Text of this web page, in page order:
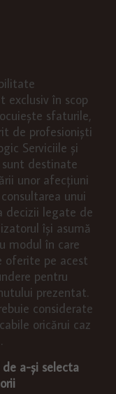
exclusiv în scop
sfaturile,
de profesioniști
Serviciile și
destinate
unor afecțiuni
unui
decizii legate de
își asumă
modul în care
oferite pe acest
pentru
prezentat.
considerate
oricărui caz
a-și selecta